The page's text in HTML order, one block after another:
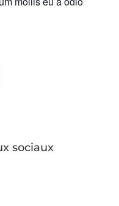
sociaux